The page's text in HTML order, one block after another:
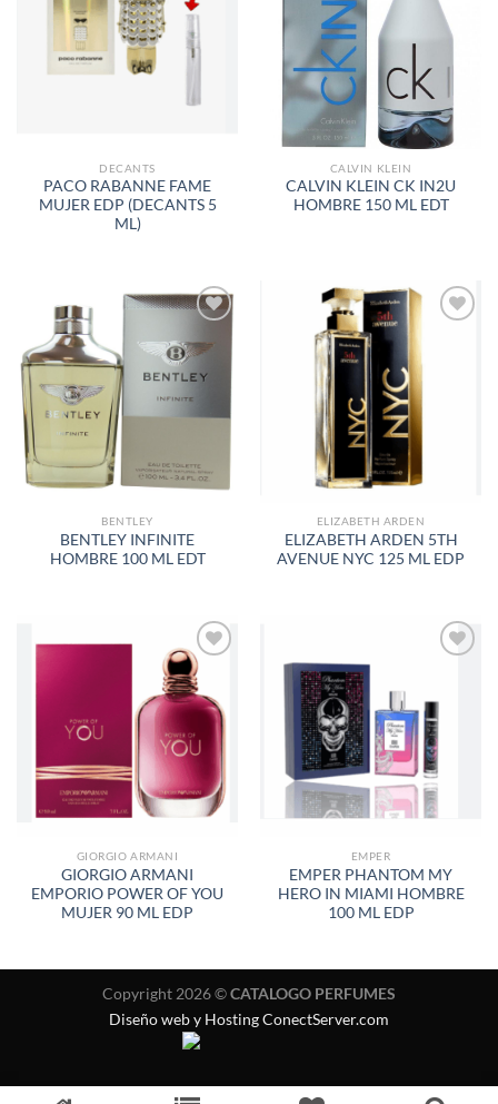
A LA
DE
DESEOS
DECANTS
PACO RABANNE FAME
MUJER EDP (DECANTS 5
ML)
A LA
LISTA
CALVIN KLEIN
CALVIN KLEIN CK IN2U
HOMBRE 150 ML EDT
AÑADIR
A LA
LISTA
DE
DESEOS
BENTLEY
BENTLEY INFINITE
HOMBRE 100 ML EDT
AÑADIR
DESEOS
ELIZABETH ARDEN
ELIZABETH ARDEN 5TH
AVENUE NYC 125 ML EDP
AÑADIR
A LA
LISTA
DE
DESEOS
GIORGIO ARMANI
GIORGIO ARMANI
EMPORIO POWER OF YOU
MUJER 90 ML EDP
LISTA
DE
DESEOS
EMPER
EMPER PHANTOM MY
HERO IN MIAMI HOMBRE
100 ML EDP
Copyright 2026 ©CATALOGO PERFUMES
Diseño web y Hosting ConectServer.com